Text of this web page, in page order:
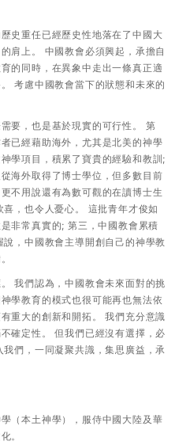
史重任已經歷史性地落在了中國大
肩上。 中國教會必須興起，承擔自
的同時，在異象中走出一條真正適
考慮中國教會當下的狀態和未來的
要，也是基於現實的可行性。 第
已經藉助海外，尤其是北美的神學
學項目，積累了寶貴的經驗和教訓;
海外取得了博士學位，但多數目前
不用說還有為數可觀的在讀博士生
，也令人憂心。 這批青年才俊如
非常真實的; 第三，中國教會累積
，中國教會主導開創自己的神學教
我們認為，中國教會未來面對的挑
學教育的模式也很可能再也無法依
重大的創新和開拓。 我們充分意識
確定性。 但我們已經沒有選擇，必
們，一同凝聚共識，集思廣益，承
（本土神學），服侍中國大陸及華
。